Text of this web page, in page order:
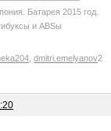
Батарея 2015 год.
и ABSы
dmitri.emelyanov2